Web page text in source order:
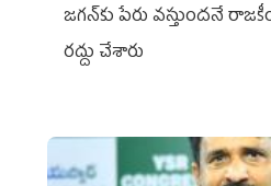
జగన్‌కు పేరు వస్తుందనే
రద్దు చేశారు